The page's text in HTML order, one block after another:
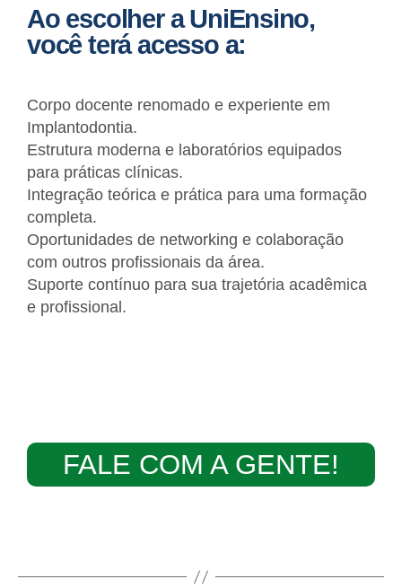
Ao escolher a UniEnsino,
você terá acesso a:
Corpo docente renomado e experiente em
Implantodontia.
Estrutura moderna e laboratórios equipados
para práticas clínicas.
Integração teórica e prática para uma formação
completa.
Oportunidades de networking e colaboração
com outros profissionais da área.
Suporte contínuo para sua trajetória acadêmica
e profissional.
FALE COM A GENTE!